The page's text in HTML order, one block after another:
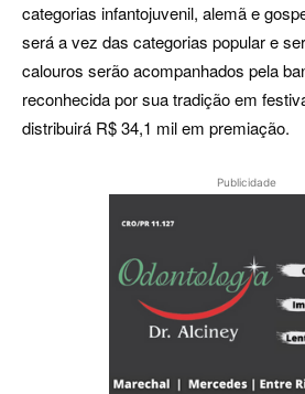
categorias infantojuvenil, alemã e
será a vez das categorias popular e
calouros serão acompanhados pela
reconhecida por sua tradição em
distribuirá R$ 34,1 mil em premiação.
Publicidade